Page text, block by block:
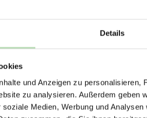
Details
und Anzeigen zu personalisieren,
zu analysieren. Außerdem geben
Medien, Werbung und
Mithilfe
Zum
Jetzt